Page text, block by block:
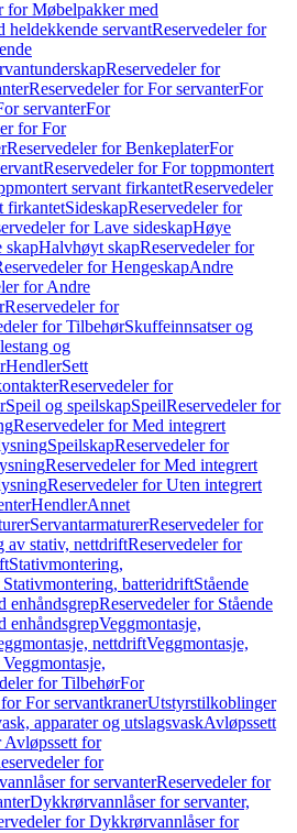
for Møbelpakker med
heldekkende servantReservedeler for
Reservedeler for
Reservedeler for For servanterFor
servanterFor
for For
Reservedeler for BenkeplaterFor
Reservedeler for For toppmontert
servant firkantetReservedeler
firkantetSideskapReservedeler for
for Lave sideskapHøye
skapHalvhøyt skapReservedeler for
for HengeskapAndre
for Andre
Reservedeler for
for TilbehørSkuffeinnsatser og
og
HendlerSett
Reservedeler for
Speil og speilskapSpeilReservedeler for
Reservedeler for Med integrert
SpeilskapReservedeler for
Reservedeler for Med integrert
Reservedeler for Uten integrert
HendlerAnnet
ServantarmaturerReservedeler for
av stativ, nettdriftReservedeler for
Stativmontering,
batteridriftStående
enhåndsgrepReservedeler for Stående
enhåndsgrepVeggmontasje,
nettdriftVeggmontasje,
for TilbehørFor
For servantkranerUtstyrstilkoblinger
apparater og utslagsvaskAvløpssett
Avløpssett for
for
for servanterReservedeler for
Dykkrørvannlåser for servanter,
for Dykkrørvannlåser for